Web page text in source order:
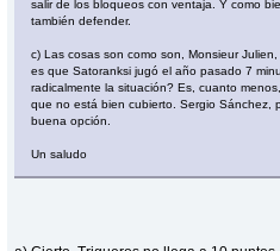
salir de los bloqueos con ventaja. Y como
también defender.
c) Las cosas son como son, Monsieur
es que Satoranksi jugó el año pasado 7
radicalmente la situación? Es, cuanto
que no está bien cubierto. Sergio Sánchez,
buena opción.
Un saludo